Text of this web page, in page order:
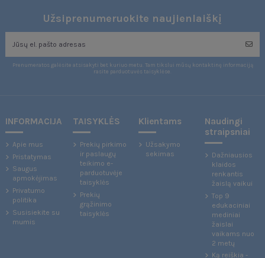
Užsiprenumeruokite naujienlaiškį
Prenumeratos galėsite atsisakyti bet kuriuo metu. Tam tikslui mūsų kontaktinę informaciją
rasite parduotuvės taisyklėse.
INFORMACIJA
Apie mus
Pristatymas
Saugus
apmokėjimas
Privatumo
politika
Susisiekite su
mumis
TAISYKLĖS
Prekių pirkimo
ir paslaugų
teikimo e-
parduotuvėje
taisyklės
Prekių
grąžinimo
taisyklės
Klientams
Užsakymo
sekimas
Naudingi
straipsniai
Dažniausios
klaidos
renkantis
žaislą vaikui
Top 9
edukaciniai
mediniai
žaislai
vaikams nuo
2 metų
Ką reiškia -